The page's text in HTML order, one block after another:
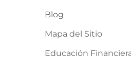
Blog
Mapa del Sitio
Educación